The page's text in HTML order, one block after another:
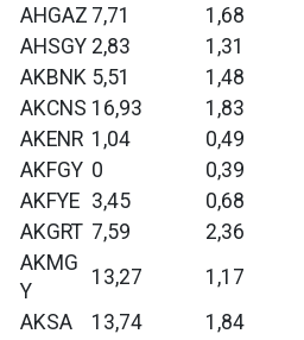
AHGAZ 7,71 1,68
AHSGY 2,83 1,31
AKBNK 5,51 1,48
AKCNS 16,93 1,83
AKENR 1,04 0,49
AKFGY 0 0,39
AKFYE 3,45 0,68
AKGRT 7,59 2,36
AKMG
Y
13,27 1,17
AKSA
13,74 1,84